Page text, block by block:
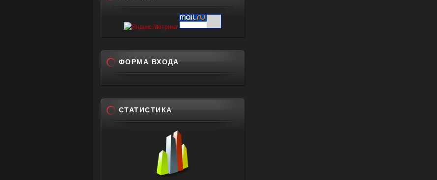
ФОРМА ВХОДА
СТАТИСТИКА